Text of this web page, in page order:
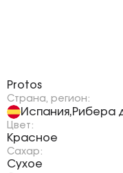
Protos
Страна, регион:
Испания,Рибера
Цвет:
Красное
Сахар:
Сухое